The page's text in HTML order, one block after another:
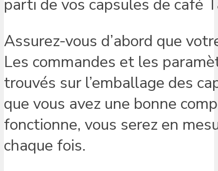
parti de vos capsules de café
Assurez-vous d’abord que
Les commandes et les
trouvés sur l’emballage des
que vous avez une bonne
fonctionne, vous serez en
chaque fois.